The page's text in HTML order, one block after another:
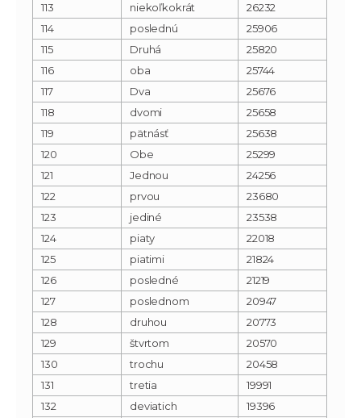
113
niekoľkokrát
26232
114
poslednú
25906
115
Druhá
25820
116
oba
25744
117
Dva
25676
118
dvomi
25658
119
pätnásť
25638
120
Obe
25299
121
Jednou
24256
122
prvou
23680
123
jediné
23538
124
piaty
22018
125
piatimi
21824
126
posledné
21219
127
poslednom
20947
128
druhou
20773
129
štvrtom
20570
130
trochu
20458
131
tretia
19991
132
deviatich
19396